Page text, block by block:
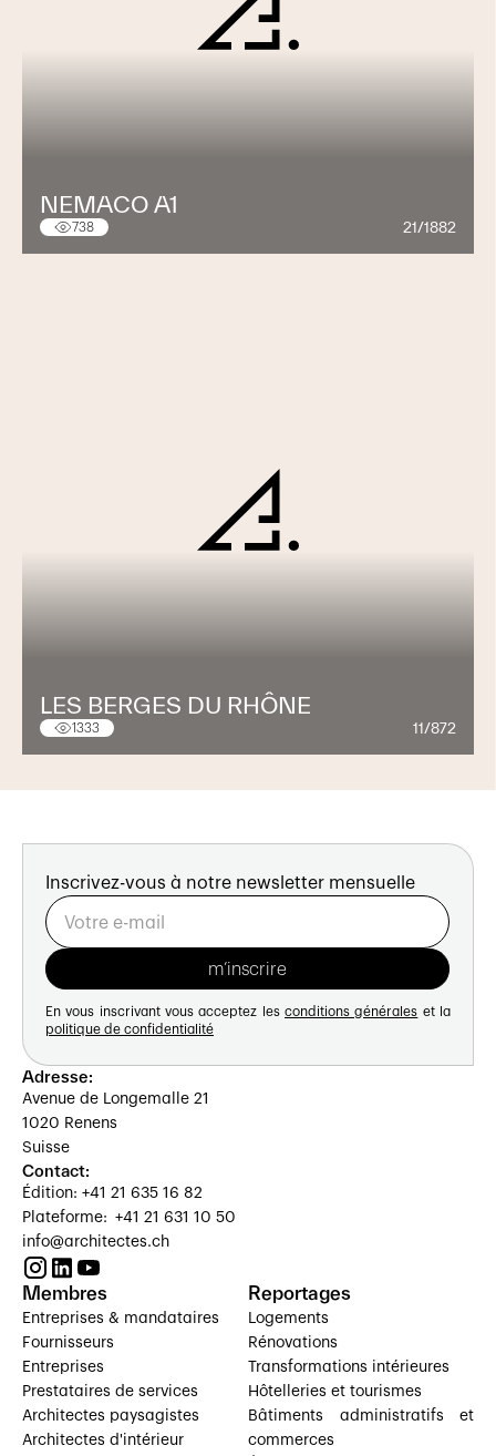
NEMACO A1
738 21/1882
LES BERGES DU RHÔNE
1333 11/872
Inscrivez-vous à notre newsletter mensuelle
En vous inscrivant vous acceptez les conditions générales et la
politique de confidentialité
Adresse:
Avenue de Longemalle 21
1020 Renens
Suisse
Contact:
Édition: +41 21 635 16 82
Plateforme: +41 21 631 10 50
info@architectes.ch
Membres
Entreprises & mandataires
Fournisseurs
Entreprises
Prestataires de services
Architectes paysagistes
Architectes d'intérieur
Reportages
Logements
Rénovations
Transformations intérieures
Hôtelleries et tourismes
Bâtiments administratifs et
commerces